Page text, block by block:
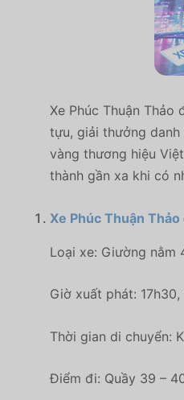
Xe Phúc Thuận Thảo
tựu, giải thưởng danh
vàng thương hiệu
thành gần xa khi có
Xe Phúc Thuận Thảo
Loại xe: Giường nằm
Giờ xuất phát:
Thời gian di chuyển:
Điểm đi: Quầy 39 –